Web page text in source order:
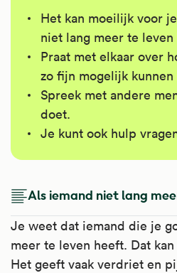
Het kan moeilijk voor
niet lang meer te leven
Praat met elkaar over
zo fijn mogelijk kunnen
Spreek met andere
doet.
Je kunt ook hulp
Als iemand niet lang
Je weet dat iemand die je
meer te leven heeft. Dat
Het geeft vaak verdriet en